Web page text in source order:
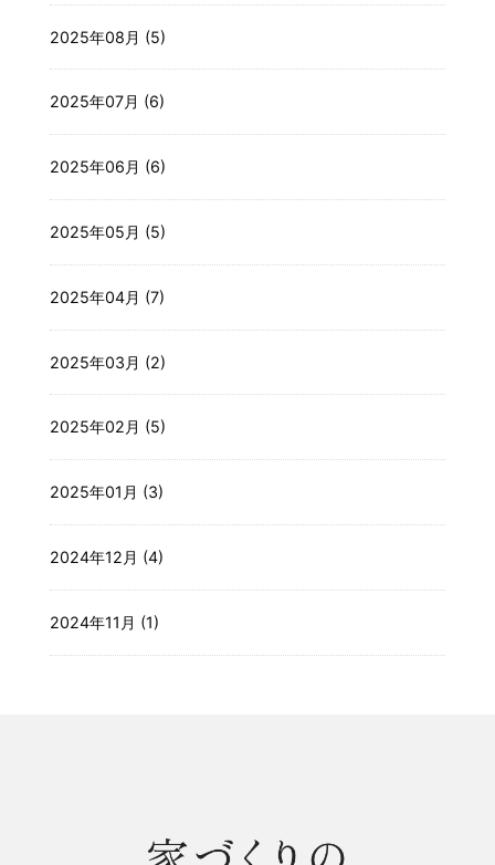
2025年08月 (5)
2025年07月 (6)
2025年06月 (6)
2025年05月 (5)
2025年04月 (7)
2025年03月 (2)
2025年02月 (5)
2025年01月 (3)
2024年12月 (4)
2024年11月 (1)